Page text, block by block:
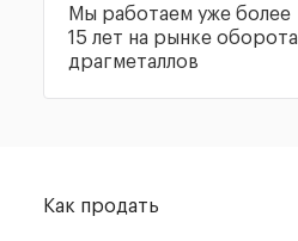
Мы работаем уже более
15 лет на рынке оборота
драгметаллов
Как продать